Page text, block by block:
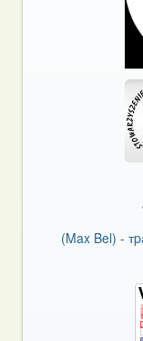
(Max Bel) -